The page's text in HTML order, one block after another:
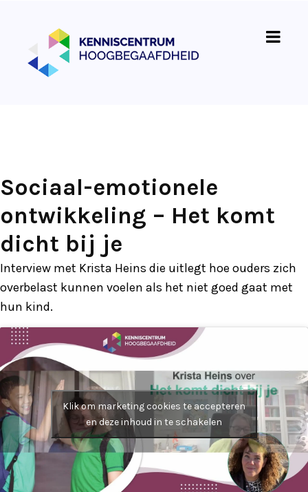
Sociaal-emotionele
ontwikkeling – Het komt
dicht bij je
Interview met Krista Heins die uitlegt hoe ouders zich
overbelast kunnen voelen als het niet goed gaat met
hun kind.
Klik om marketing cookies te accepteren
en deze inhoud in te schakelen